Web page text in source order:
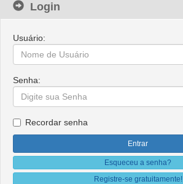
Login
Usuário:
Senha:
Recordar senha
Esqueceu a senha?
Registre-se gratuitamente!